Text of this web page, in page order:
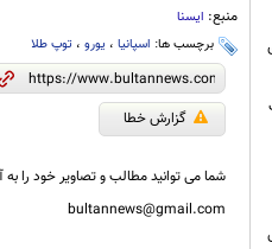
منبع: ایسنا
برچسب ها: اسپانیا، یورو، توپ طلا
گزارش خطا
شما می توانید مطالب و تصاویر خود را به
bultannews@gmail.com